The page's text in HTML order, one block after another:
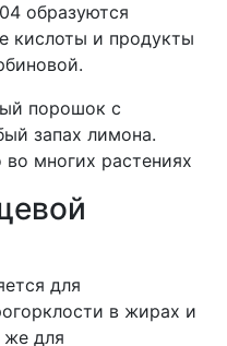
образуются
кислоты и продукты
порошок с
запах лимона.
многих растениях
для
в жирах и
же для